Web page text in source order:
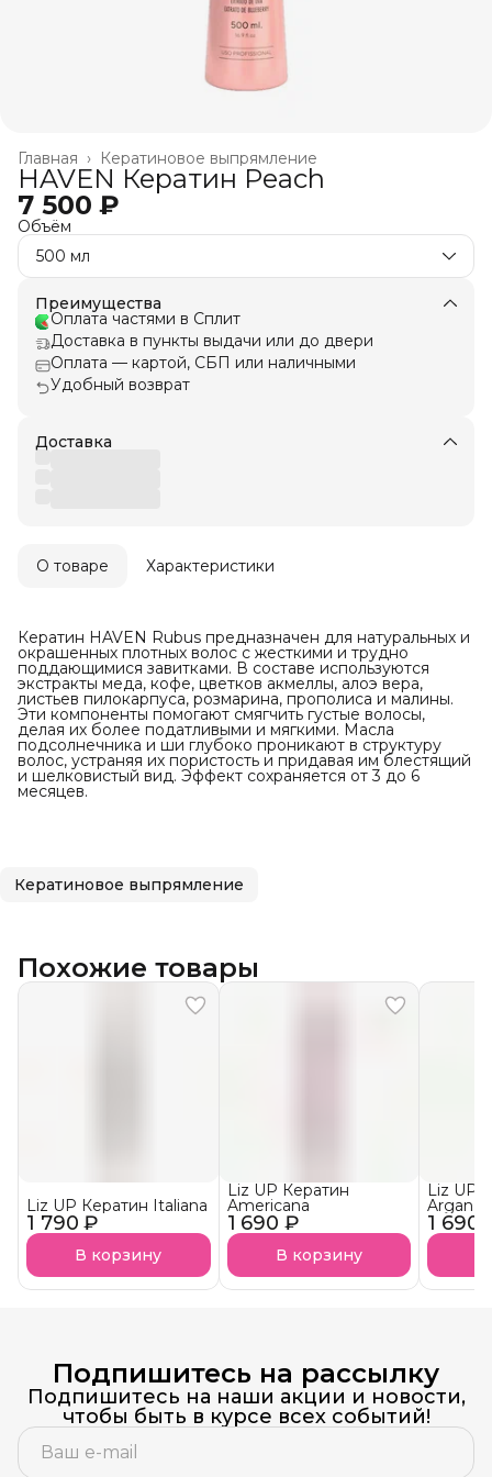
Кератиновое выпрямление
Главная ›
HAVEN Кератин Peach
7 500 ₽
Объём
500 мл
Преимущества
Оплата частями в Сплит
Доставка в пункты выдачи или до двери
Оплата — картой, СБП или наличными
Удобный возврат
Доставка
О товаре Характеристики
Кератин HAVEN Rubus предназначен для натуральных и
окрашенных плотных волос с жесткими и трудно
поддающимися завитками. В составе используются
экстракты меда, кофе, цветков акмеллы, алоэ вера,
листьев пилокарпуса, розмарина, прополиса и малины.
Эти компоненты помогают смягчить густые волосы,
делая их более податливыми и мягкими. Масла
подсолнечника и ши глубоко проникают в структуру
волос, устраняя их пористость и придавая им блестящий
и шелковистый вид. Эффект сохраняется от 3 до 6
месяцев.
Кератиновое выпрямление
Похожие товары
1 790 ₽
Liz UP Кератин Italiana
В корзину
1 690 ₽
Liz UP Кератин
Americana
В корзину
1 690
Liz UP
Argan
Подпишитесь на рассылку
Подпишитесь на наши акции и новости,
чтобы быть в курсе всех событий!